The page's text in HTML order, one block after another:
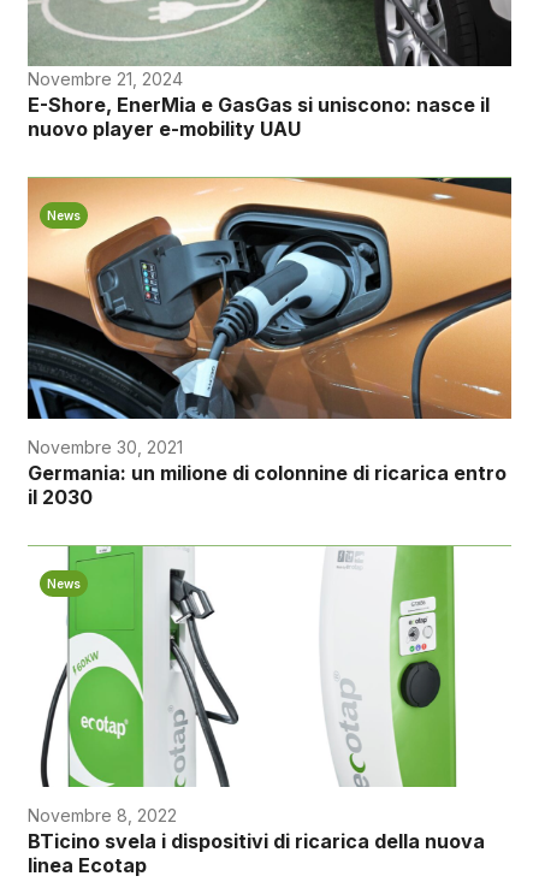
Novembre 21, 2024
E-Shore, EnerMia e GasGas si uniscono: nasce il
nuovo player e-mobility UAU
News
Novembre 30, 2021
Germania: un milione di colonnine di ricarica entro
il 2030
News
Novembre 8, 2022
BTicino svela i dispositivi di ricarica della nuova
linea Ecotap